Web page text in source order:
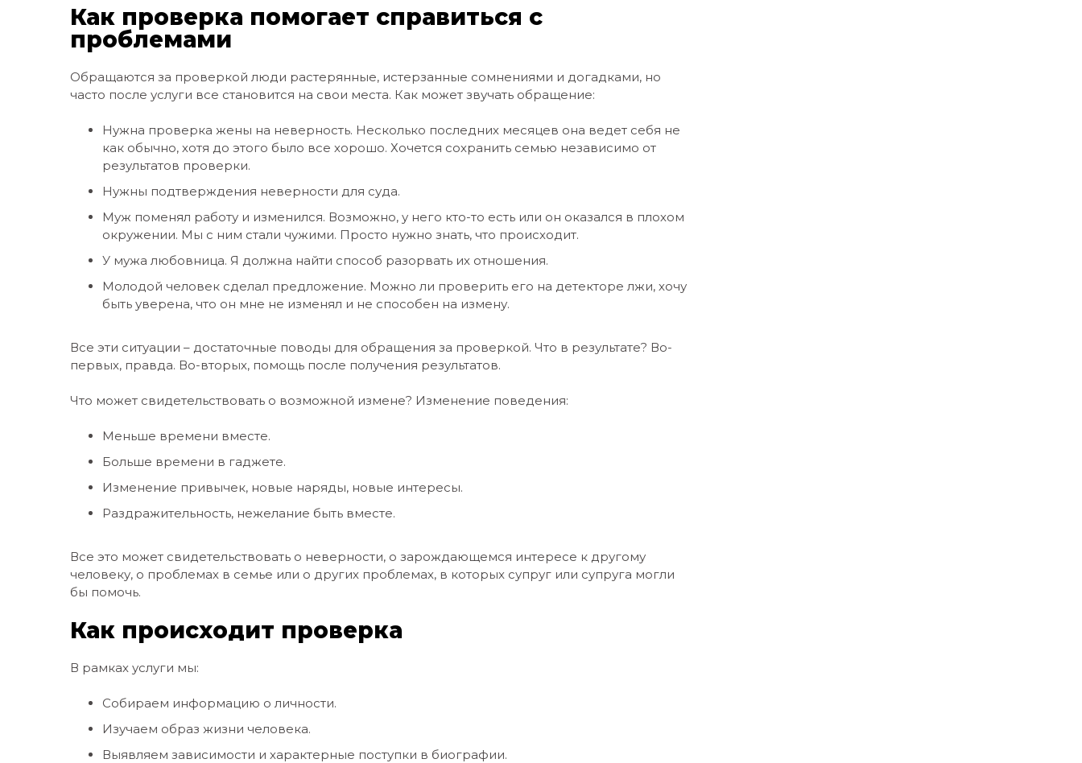
Как проверка помогает справиться с
проблемами
Обращаются за проверкой люди растерянные, истерзанные сомнениями и догадками, но
часто после услуги все становится на свои места. Как может звучать обращение:
Нужна проверка жены на неверность. Несколько последних месяцев она ведет себя не
как обычно, хотя до этого было все хорошо. Хочется сохранить семью независимо от
результатов проверки.
Нужны подтверждения неверности для суда.
Муж поменял работу и изменился. Возможно, у него кто-то есть или он оказался в плохом
окружении. Мы с ним стали чужими. Просто нужно знать, что происходит.
У мужа любовница. Я должна найти способ разорвать их отношения.
Молодой человек сделал предложение. Можно ли проверить его на детекторе лжи, хочу
быть уверена, что он мне не изменял и не способен на измену.
Все эти ситуации – достаточные поводы для обращения за проверкой. Что в результате? Во-
первых, правда. Во-вторых, помощь после получения результатов.
Что может свидетельствовать о возможной измене? Изменение поведения:
Меньше времени вместе.
Больше времени в гаджете.
Изменение привычек, новые наряды, новые интересы.
Раздражительность, нежелание быть вместе.
Все это может свидетельствовать о неверности, о зарождающемся интересе к другому
человеку, о проблемах в семье или о других проблемах, в которых супруг или супруга могли
бы помочь.
Как происходит проверка
В рамках услуги мы:
Собираем информацию о личности.
Изучаем образ жизни человека.
Выявляем зависимости и характерные поступки в биографии.